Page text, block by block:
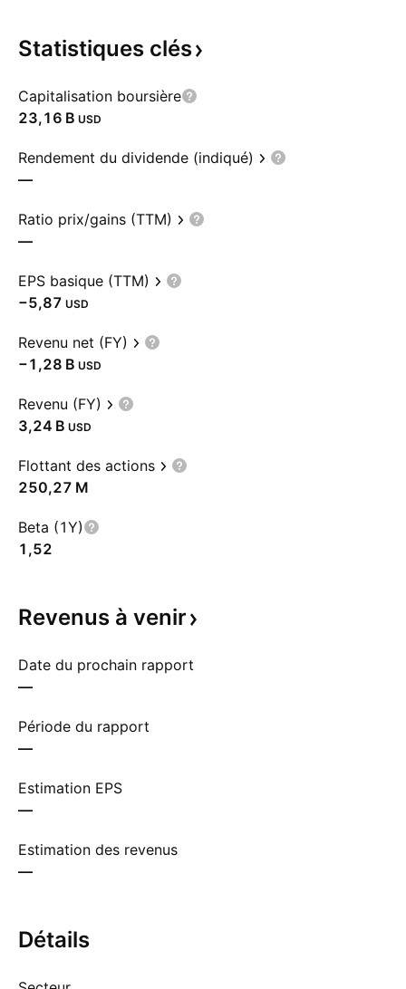
Statistiques clés
Capitalisation boursière
‪23,16 B‬ USD
Rendement du dividende (indiqué)
—
Ratio prix/gains (TTM)
—
EPS basique (TTM)
−5,87 USD
Revenu net (FY)
‪−1,28 B‬ USD
Revenu (FY)
‪3,24 B‬ USD
Flottant des actions
‪250,27 M‬
Beta (1Y)
1,52
Revenus à venir
Date du prochain rapport
—
Période du rapport
—
Estimation EPS
—
Estimation des revenus
—
Détails